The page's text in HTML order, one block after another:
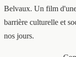
Belvaux. Un film
barrière culturelle et
nos jours.